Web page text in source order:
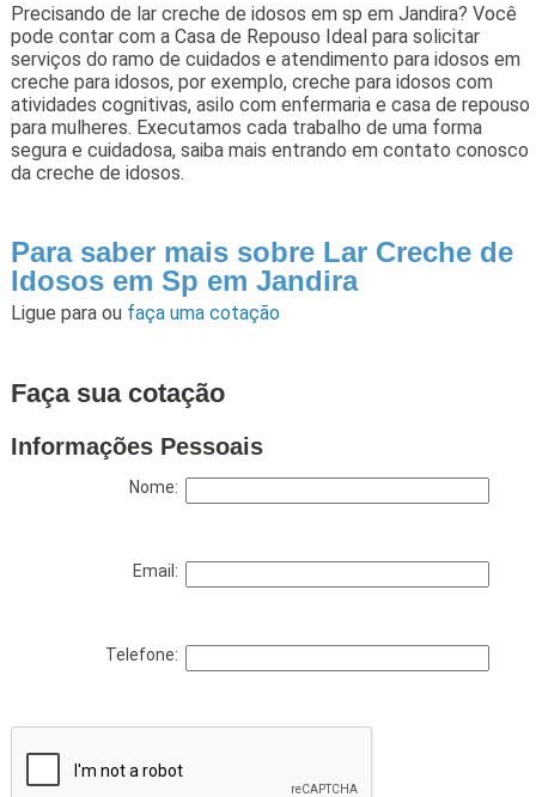
Precisando de lar creche de idosos em sp em Jandira? Você
pode contar com a Casa de Repouso Ideal para solicitar
serviços do ramo de cuidados e atendimento para idosos em
creche para idosos, por exemplo, creche para idosos com
atividades cognitivas, asilo com enfermaria e casa de repouso
para mulheres. Executamos cada trabalho de uma forma
segura e cuidadosa, saiba mais entrando em contato conosco
da creche de idosos.
Para saber mais sobre Lar Creche de
Idosos em Sp em Jandira
Ligue para ou faça uma cotação
Faça sua cotação
Informações Pessoais
Nome:
Email:
Telefone: